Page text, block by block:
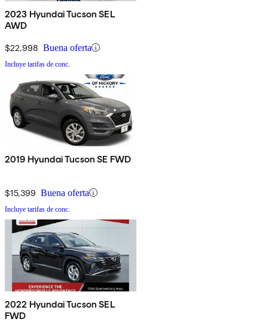
2023 Hyundai Tucson SEL
AWD
$22,998 Buena oferta
Incluye tarifas de conc.
2019 Hyundai Tucson SE FWD
$15,399 Buena oferta
Incluye tarifas de conc.
2022 Hyundai Tucson SEL
FWD